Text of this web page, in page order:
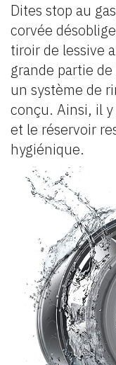
Dites stop au
corvée
tiroir de lessive
grande partie
un système de
conçu. Ainsi, il y
et le réservoir
hygiénique.